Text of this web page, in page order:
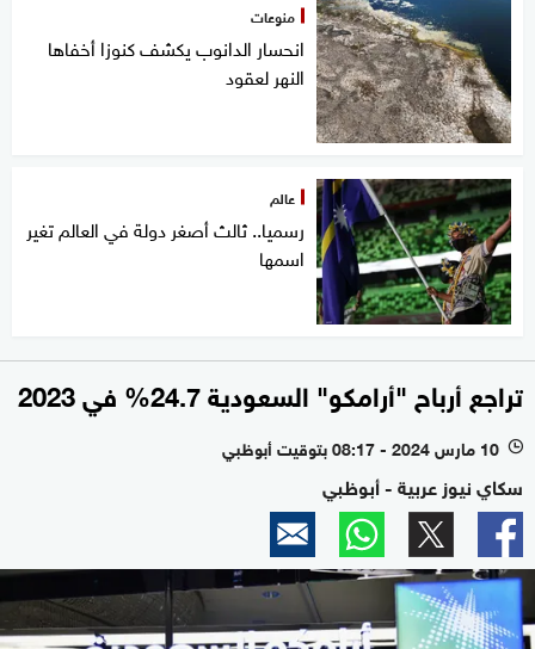
منوعات
انحسار الدانوب يكشف كنوزا أخفاها
النهر لعقود
عالم
رسميا.. ثالث أصغر دولة في العالم تغير
اسمها
تراجع أرباح "أرامكو" السعودية 24.7% في 2023
l 10 مارس 2024 - 08:17 بتوقيت أبوظبي
سكاي نيوز عربية - أبوظبي